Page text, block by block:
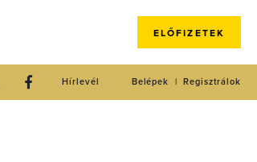
ELŐFIZETEK
Regisztrálok
Belépek
Hírlevél